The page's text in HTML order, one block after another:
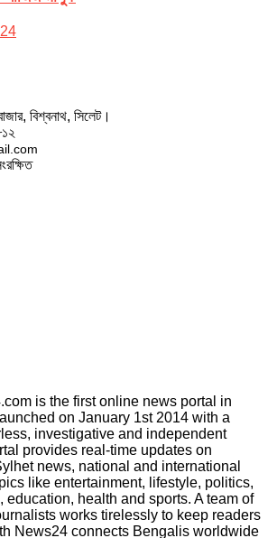
বিশ্বনাথ, সিলেট।
is the first online news portal in
on January 1st 2014 with a
investigative and independent
provides real-time updates on
news, national and international
like entertainment, lifestyle, politics,
education, health and sports. A team of
works tirelessly to keep readers
News24 connects Bengalis worldwide